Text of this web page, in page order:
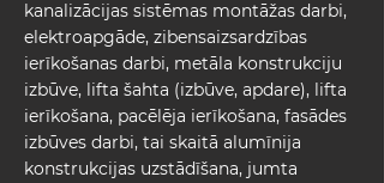
kanalizācijas sistēmas montāžas darbi,
elektroapgāde, zibensaizsardzības
ierīkošanas darbi, metāla konstrukciju
izbūve, lifta šahta (izbūve, apdare), lifta
ierīkošana, pacēlēja ierīkošana, fasādes
izbūves darbi, tai skaitā alumīnija
konstrukcijas uzstādīšana, jumta